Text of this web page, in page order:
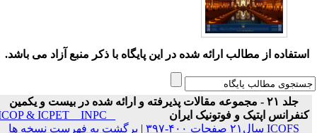
استفاده از مطالب ارائه شده در این پایگاه با ذکر منبع آزاد می باشد.
جلد ۲۱ - مجموعه مقالات پذیرفته و ارائه شده در بیست و یکمین
کنفرانس اپتیک و فوتونیک ایران
ICOP & ICPET _ INPC _
ICOFS سال۲۱ صفحات ۴۰۰-۳۹۷
|برگشت به فهرست نسخه ها